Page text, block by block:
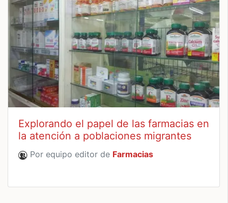
Explorando el papel de las farmacias en
la atención a poblaciones migrantes
Por equipo editor de Farmacias